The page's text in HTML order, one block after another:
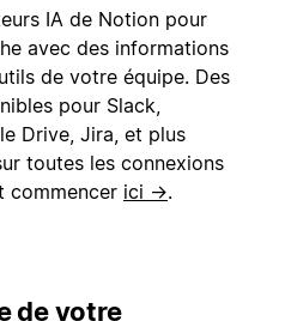
IA de Notion pour
avec des informations
de votre équipe. Des
pour Slack,
Drive, Jira, et plus
toutes les connexions
commencer ici →.
de votre